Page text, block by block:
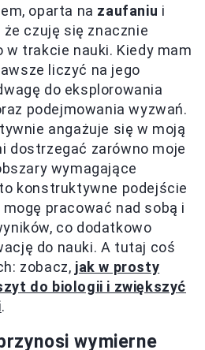
oparta na zaufaniu i
czuję się znacznie
trakcie nauki. Kiedy mam
liczyć na jego
do eksplorowania
podejmowania wyzwań.
angażuje się w moją
dostrzegać zarówno moje
wymagające
konstruktywne podejście
pracować nad sobą i
co dodatkowo
do nauki. A tutaj coś
zobacz, jak w prosty
do biologii i zwiększyć
.
wymierne